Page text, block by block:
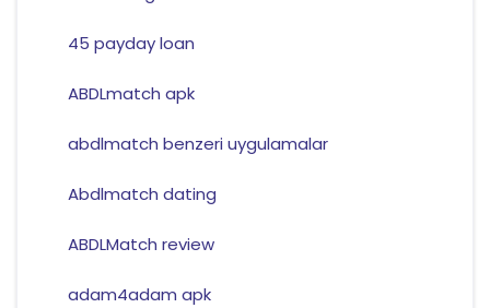
45 payday loan
ABDLmatch apk
abdlmatch benzeri uygulamalar
Abdlmatch dating
ABDLMatch review
adam4adam apk